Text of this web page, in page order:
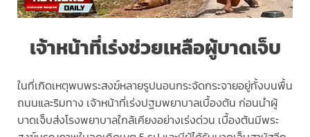
เจ้าหน้าที่เร่งช่วยเหลือผู้บาดเจ็บ
ในที่เกิดเหตุพบพระสงฆ์หลายรูปนอนกระจัดกระจายอยู่ทั้งบนพื้น
ถนนและริมทาง เจ้าหน้าที่เร่งปฐมพยาบาลเบื้องต้น ก่อนนำผู้
บาดเจ็บส่งโรงพยาบาลใกล้เคียงอย่างเร่งด่วน เบื้องต้นมีพระ